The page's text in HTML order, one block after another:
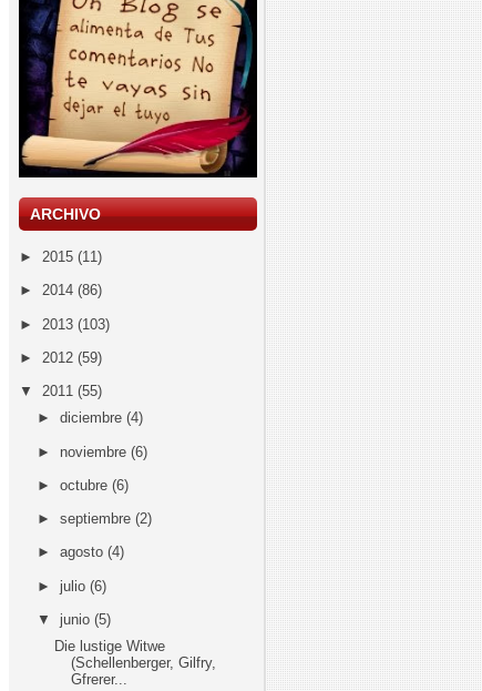
ARCHIVO
► 2015 (11)
► 2014 (86)
► 2013 (103)
► 2012 (59)
▼ 2011 (55)
► diciembre (4)
► noviembre (6)
► octubre (6)
► septiembre (2)
► agosto (4)
► julio (6)
▼ junio (5)
Die lustige Witwe
(Schellenberger, Gilfry,
Gfrerer...